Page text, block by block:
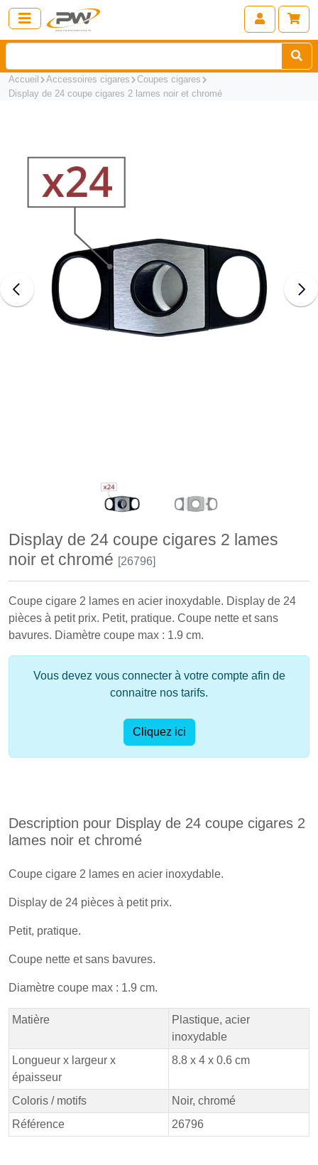
Accueil Accessoires cigares
Coupes cigares
Display de 24 coupe cigares 2 lames noir et chromé
Display de 24 coupe cigares 2 lames
noir et chromé [26796]
Coupe cigare 2 lames en acier inoxydable. Display de 24
pièces à petit prix. Petit, pratique. Coupe nette et sans
bavures. Diamètre coupe max : 1.9 cm.
Vous devez vous connecter à votre compte afin de
connaitre nos tarifs.
Cliquez ici
Description pour Display de 24 coupe cigares 2
lames noir et chromé
Coupe cigare 2 lames en acier inoxydable.
Display de 24 pièces à petit prix.
Petit, pratique.
Coupe nette et sans bavures.
Diamètre coupe max : 1.9 cm.
Matière
Plastique, acier
inoxydable
Longueur x largeur x
épaisseur
8.8 x 4 x 0.6 cm
Coloris / motifs
Noir, chromé
Référence
26796